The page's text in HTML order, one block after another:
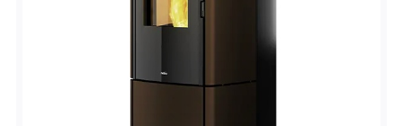
désactivable contribuent à une utilisation
Disponible en plusieurs coloris, il s’intègre